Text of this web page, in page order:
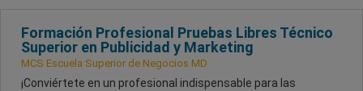
Formación Profesional Pruebas Libres Técnico
Superior en Publicidad y Marketing
MCS Escuela Superior de Negocios MD
¡Conviértete en un profesional indispensable para las